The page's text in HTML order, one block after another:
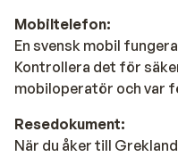
Mobiltelefon:
En svensk mobil
Kontrollera det för
mobiloperatör och var
Resedokument:
När du åker till